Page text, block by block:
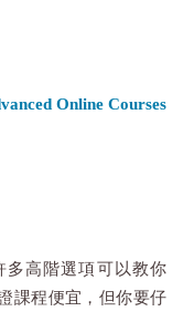
Online Courses
多高階選項可以教你
課程便宜，但你要仔